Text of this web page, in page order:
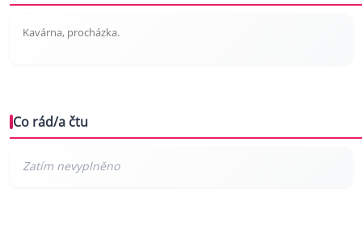
Kavárna, procházka.
Co rád/a čtu